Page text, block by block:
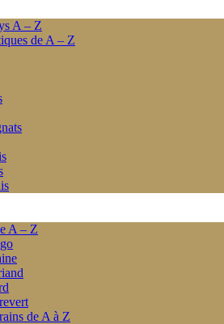
A – Z
de A – Z
A – Z
de A à Z